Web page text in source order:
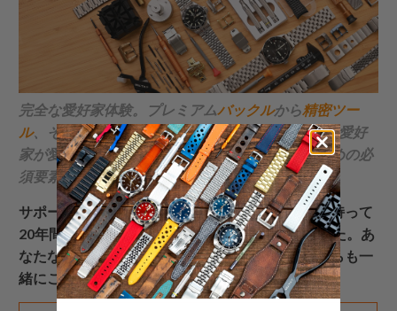
完全な愛好家体験。プレミアムバックルから精密ツー
ル、そしてガジェットまで、Strapcodeは20年間、愛好
家が愛する時計との意味のあるつながりを築くための必
須要素を作り上げてきました。
サポート、フィードバック、そして共通の情熱を持って
20年間の素晴らしい時間をありがとうございました。あ
なたなしではここにいなかったでしょう。これからも一
緒にこの旅を続けることにワクワクしています。